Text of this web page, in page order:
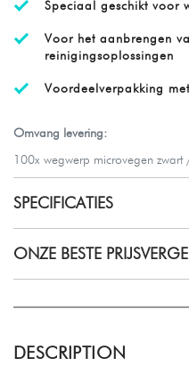
Speciaal geschikt voor
Voor het aanbrengen
reinigingsoplossingen
Voordeelverpakking
Omvang levering:
100x wegwerp microvegen zwart
SPECIFICATIES
ONZE BESTE
DESCRIPTION